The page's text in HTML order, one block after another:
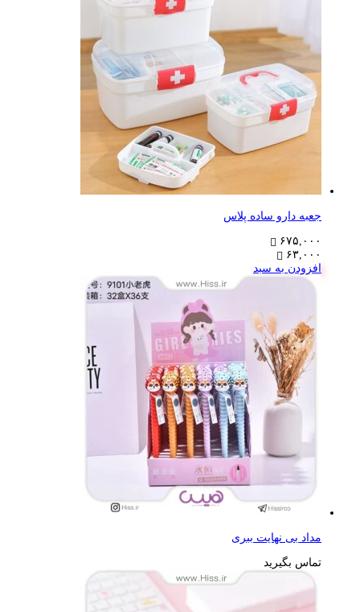
جعبه دارو ساده پلاس
۶۷۵,۰۰۰
۶۳,۰۰۰
افزودن به سبد
مداد بی نهایت ببری
تماس بگیرید